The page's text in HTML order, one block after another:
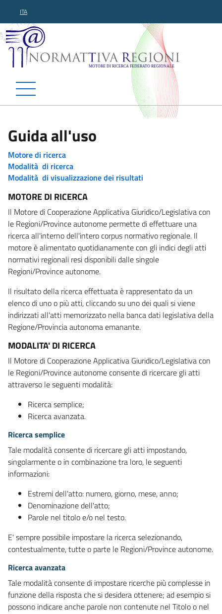
ITA
Normattiva Regioni -
Guida all'uso
Motore di ricerca
Modalità di ricerca
Modalità di visualizzazione dei risultati
MOTORE DI RICERCA
Il Motore di Cooperazione Applicativa Giuridico/Legislativa con
le Regioni/Province autonome permette di effettuare una
ricerca all'interno dell'intero corpus normativo regionale. Il
motore è alimentato quotidianamente con gli indici degli atti
normativi regionali resi disponibili dalle singole
Regioni/Province autonome.
Il risultato della ricerca effettuata è rappresentato da un
elenco di uno o più atti, cliccando su uno dei quali si viene
indirizzati all'atti memorizzato nella banca dati legislativa della
Regione/Provincia autonoma emanante.
MODALITA' DI RICERCA
Il Motore di Cooperazione Applicativa Giuridico/Legislativa con
le Regioni/Province autonome consente di ricercare gli atti
attraverso le seguenti modalità:
Ricerca semplice;
Ricerca avanzata.
Ricerca semplice
Tale modalità consente di ricercare gli atti impostando,
singolarmente o in combinazione tra loro, le seguenti
informazioni:
Estremi dell'atto: numero, giorno, mese, anno;
Denominazione dell'atto;
Parole nel titolo e/o nel testo.
E' sempre possibile impostare la ricerca selezionando,
contestualmente, tutte o parte le Regioni/Province autonome.
Ricerca avanzata
Tale modalità consente di impostare ricerche più complesse in
funzione della risposta che si desidera ottenere; ad esempio si
possono indicare anche parole non contenute nel Titolo o nel